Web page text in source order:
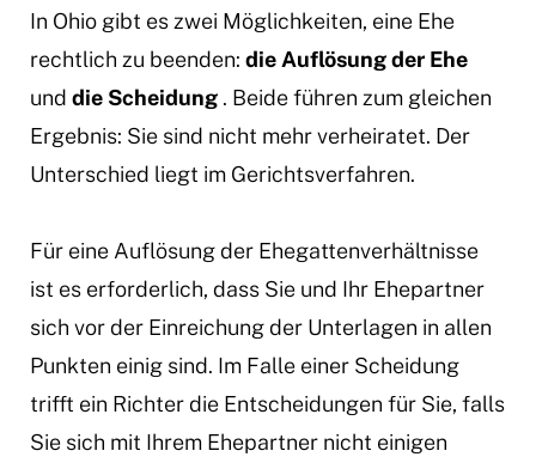
In Ohio gibt es zwei Möglichkeiten, eine Ehe
rechtlich zu beenden: die Auflösung der Ehe
und die Scheidung. Beide führen zum gleichen
Ergebnis: Sie sind nicht mehr verheiratet. Der
Unterschied liegt im Gerichtsverfahren.
Für eine Auflösung der Ehegattenverhältnisse
ist es erforderlich, dass Sie und Ihr Ehepartner
sich vor der Einreichung der Unterlagen in allen
Punkten einig sind. Im Falle einer Scheidung
trifft ein Richter die Entscheidungen für Sie, falls
Sie sich mit Ihrem Ehepartner nicht einigen